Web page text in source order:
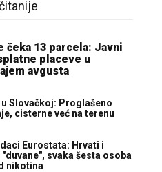
čeka 13 parcela: Javni
placeve u
avgusta
Slovačkoj: Proglašeno
cisterne već na terenu
Eurostata: Hrvati i
"duvane", svaka šesta osoba
nikotina